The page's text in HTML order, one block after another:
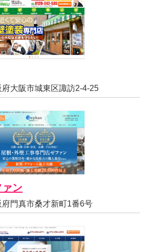
大阪市城東区諏訪2-4-25
ン
門真市桑才新町1番6号